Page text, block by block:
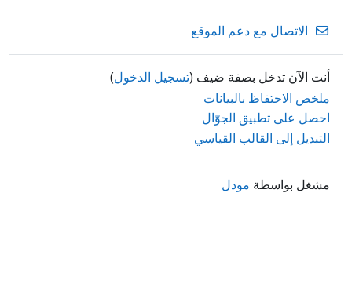
الاتصال مع دعم الموقع
أنت الآن تدخل بصفة ضيف (تسجيل الدخول)
ملخص الاحتفاظ بالبيانات
احصل على تطبيق الجوّال
التبديل إلى القالب القياسي
مشغل بواسطة مودل